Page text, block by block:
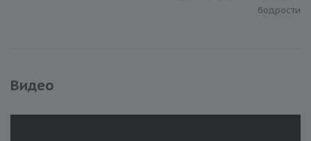
бодрости
Видео